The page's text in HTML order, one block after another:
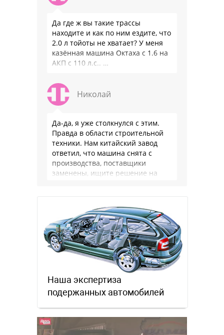
Да где ж вы такие трассы
находите и как по ним ездите, что
2.0 л тойоты не хватает? У меня
казённая машина Октаха с 1.6 на
АКП с 110 л.с.. …
Николай
Да-да, я уже столкнулся с этим.
Правда в области строительной
техники. Нам китайский завод
ответил, что машина снята с
производства, поставщики
заменены, ищите решение на
Наша экспертиза
подержанных автомобилей